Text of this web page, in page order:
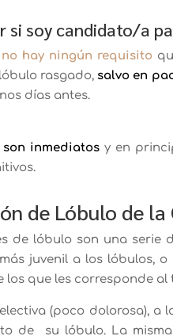
si soy candidato/a
no hay ningún requisito
rasgado, salvo en
días antes.
inmediatosy en
de Lóbulo de la
de lóbulo son una serie
juvenil a los lóbulos,
los que les corresponde
(poco dolorosa), a
de su lóbulo. La